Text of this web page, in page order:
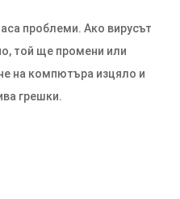
проблеми. Ако вирусът
той ще промени или
на компютъра изцяло и
грешки.